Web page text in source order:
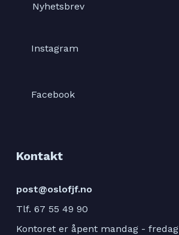
Nyhetsbrev
Instagram
Facebook
Kontakt
post@oslofjf.no
Tlf. 67 55 49 90
Kontoret er åpent mandag - fredag